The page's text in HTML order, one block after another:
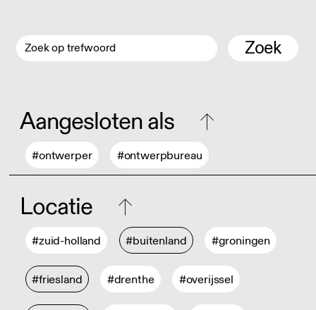
Zoek
Aangesloten als
#ontwerper #ontwerpbureau
Locatie
#zuid-holland #buitenland #groningen
#friesland #drenthe #overijssel